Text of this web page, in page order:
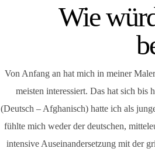
Wie
Von Anfang an hat mich in meiner
meisten interessiert. Das hat sich
(Deutsch – Afghanisch) hatte ich als
fühlte mich weder der deutschen,
intensive Auseinandersetzung mit der